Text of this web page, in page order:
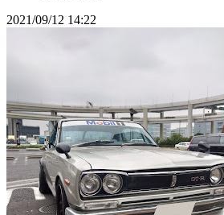
2021/09/12 14:22